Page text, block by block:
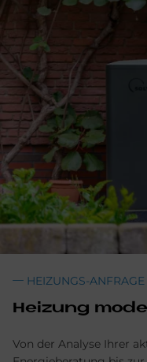
HEIZUNGS-ANFRAGE
Heizung
Von der Analyse Ihrer